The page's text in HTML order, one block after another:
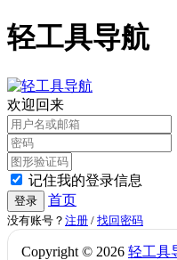
轻工具导航
欢迎回来
记住我的登录信息
登录 首页
没有账号？ 注册 / 找回密码
Copyright © 2026 轻工具